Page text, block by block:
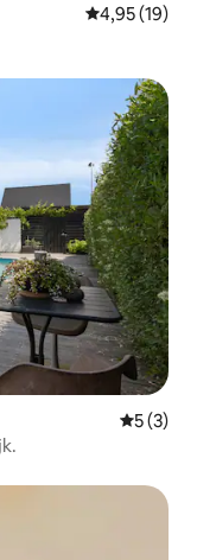
Gemiddelde
4,95 (19)
5 (3)